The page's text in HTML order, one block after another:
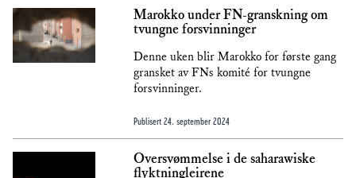
Marokko under FN-granskning om
tvungne forsvinninger
Denne uken blir Marokko for første gang
gransket av FNs komité for tvungne
forsvinninger.
Publisert 24. september 2024
Oversvømmelse i de saharawiske
flyktningleirene